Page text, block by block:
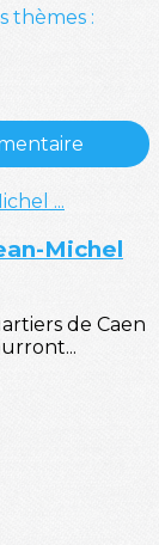
thèmes :
Michel
de Caen